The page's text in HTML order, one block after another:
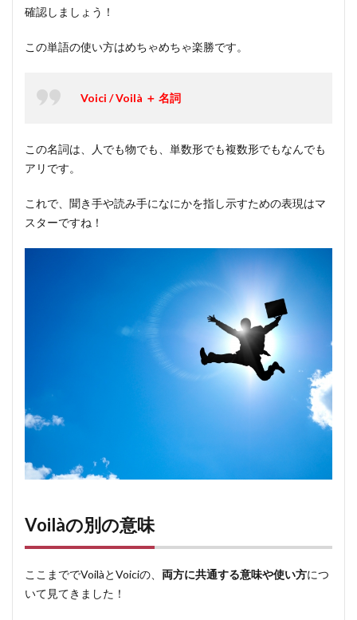
確認しましょう！
この単語の使い方はめちゃめちゃ楽勝です。
Voici / Voilà ＋ 名詞
この名詞は、人でも物でも、単数形でも複数形でもなんでも
アリです。
これで、聞き手や読み手になにかを指し示すための表現はマ
スターですね！
Voilàの別の意味
ここまででVoilàとVoiciの、 両方に共通する意味や使い方につ
いて見てきました！